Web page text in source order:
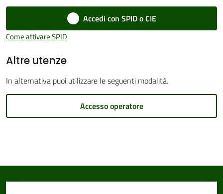
Amministrazione
Trasparente
Tutti
gli
argomenti...
Accedi con SPID o CIE
Come attivare SPID
Altre utenze
In alternativa puoi utilizzare le seguenti modalità.
Accesso operatore